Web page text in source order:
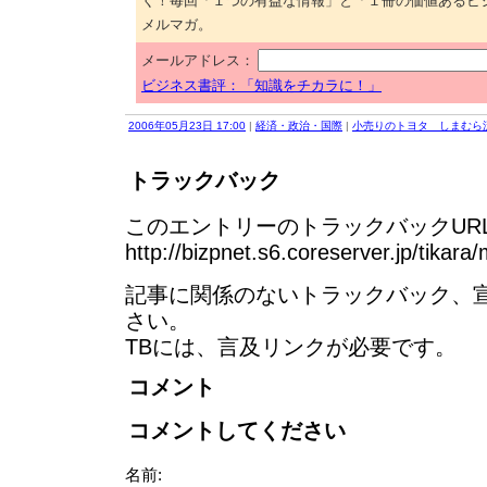
メルマガ。
メールアドレス：
ビジネス書評：「知識をチカラに！」
2006年05月23日 17:00 | 経済・政治・国際 | 小売りのトヨタ しまむら
トラックバック
このエントリーのトラックバック
http://bizpnet.s6.coreserver.jp/
記事に関係のないトラックバック、
さい。
TBには、言及リンクが必要です。
コメント
コメントしてください
名前: